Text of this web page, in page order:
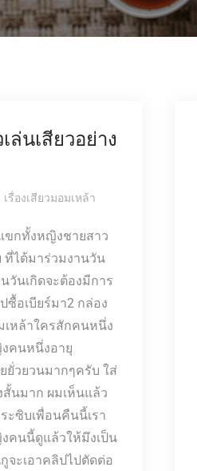
ล่นเสียวอย่าง
เรื่องเสียวมอมเหล้า
ขกทั้งหญิงชายสาว
ได้มาร่วมงานวัน
วันเกิดจะต้องมีการ
ซื้อเบียร์มา2 กล่อง
หล้าใครสักคนหนึ่ง
คนหนึ่งอายุ
ยั่วยวนมากๆครับ ใส่
สั้นมาก ผมเห็นแล้ว
ะซิบเพื่อนคืนนี้เรา
คนนี้ดูแล้วให้มึงเป็น
จะเอาคลิปไปตัดต่อ